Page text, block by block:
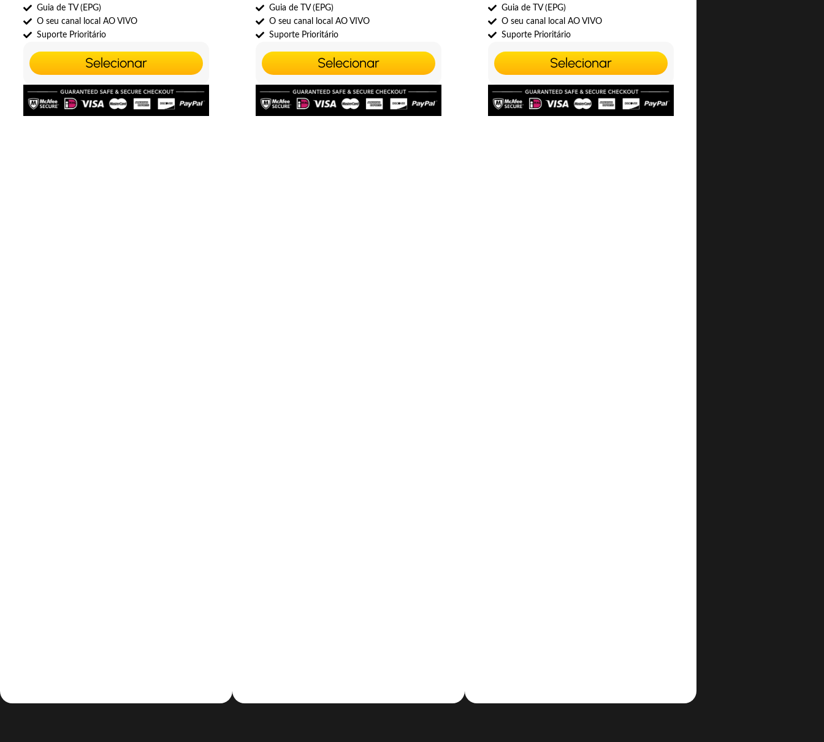
Guia de TV (EPG)
O seu canal local AO VIVO
Suporte Prioritário
Selecionar
Guia de TV (EPG)
O seu canal local AO VIVO
Suporte Prioritário
Selecionar
Guia de TV (EPG)
O seu canal local AO VIVO
Suporte Prioritário
Selecionar